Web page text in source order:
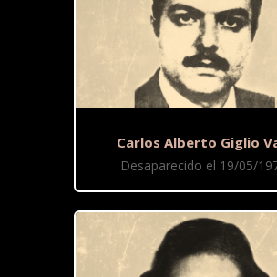
Carlos Alberto Giglio
Desaparecido el 19/05/